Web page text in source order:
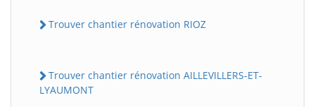
Trouver chantier rénovation RIOZ
Trouver chantier rénovation AILLEVILLERS-ET-
LYAUMONT